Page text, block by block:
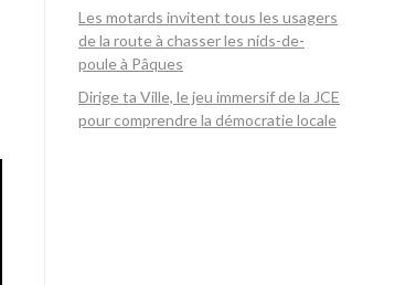
Les motards invitent tous les usagers
de la route à chasser les nids-de-
poule à Pâques
Dirige ta Ville, le jeu immersif de la JCE
pour comprendre la démocratie locale